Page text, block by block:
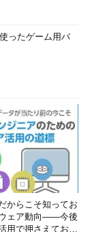
ったゲーム用バ
からこそ知ってお
ェア動向――今後
用で押さえておき